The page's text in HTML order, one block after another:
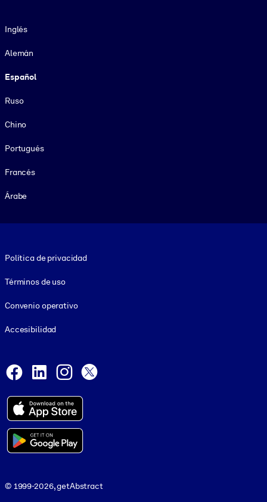
Inglés
Alemán
Español
Ruso
Chino
Portugués
Francés
Árabe
Política de privacidad
Términos de uso
Convenio operativo
Accesibilidad
Facebook
LinkedInInstagram
© 1999-2026, getAbstract